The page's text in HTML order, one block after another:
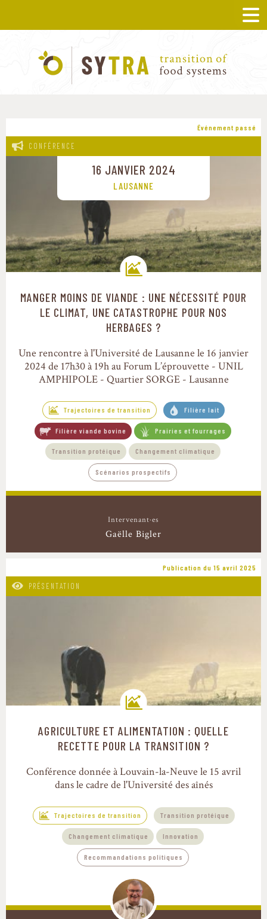
Événement passé
CONFÉRENCE
16 JANVIER 2024
LAUSANNE
Trajectoires de transition
MANGER MOINS DE VIANDE : UNE NÉCESSITÉ POUR
LE CLIMAT, UNE CATASTROPHE POUR NOS
HERBAGES ?
Une rencontre à l'Université de Lausanne le 16 janvier
2024 de 17h30 à 19h au Forum L’éprouvette - UNIL
AMPHIPOLE - Quartier SORGE - Lausanne
Trajectoires de transition Filière lait
Filière viande bovine Prairies et fourrages
Transition protéique Changement climatique
Scénarios prospectifs
Intervenant·es
Gaëlle Bigler
Publication du 15 avril 2025
PRÉSENTATION
Trajectoires de transition
AGRICULTURE ET ALIMENTATION : QUELLE
RECETTE POUR LA TRANSITION ?
Conférence donnée à Louvain-la-Neuve le 15 avril
dans le cadre de l'Université des aînés
Trajectoires de transition Transition protéique
Changement climatique Innovation
Recommandations politiques